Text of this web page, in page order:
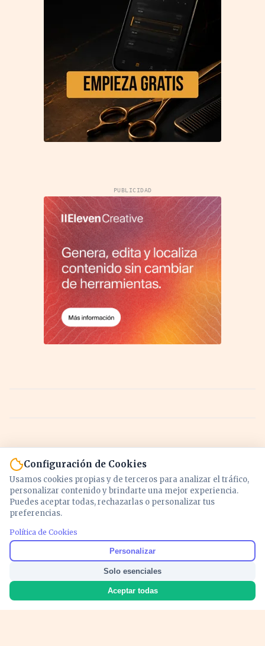
PUBLICIDAD
Noticias y análisis de economía, mercados,
inversión y política. Información actualizada
para entender lo que mueve tu dinero y tu
país.
Configuración de Cookies
Usamos cookies propias y de terceros para analizar el tráfico,
personalizar contenido y brindarte una mejor experiencia.
Puedes aceptar todas, rechazarlas o personalizar tus
preferencias.
Política de Cookies
Personalizar
Solo esenciales
Aceptar todas